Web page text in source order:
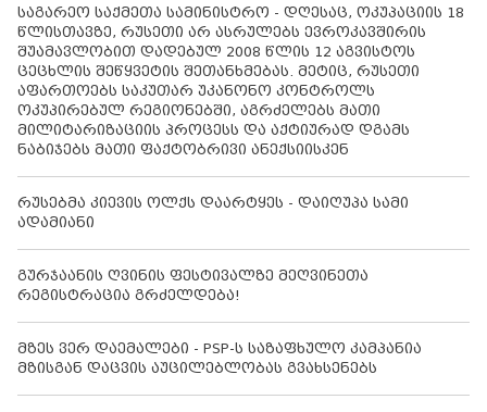
საგარეო საქმეთა სამინისტრო - დღესაც, ოკუპაციის 18
წლისთავზე, რუსეთი არ ასრულებს ევროკავშირის
შუამავლობით დადებულ 2008 წლის 12 აგვისტოს
ცეცხლის შეწყვეტის შეთანხმებას. მეტიც, რუსეთი
აფართოებს საკუთარ უკანონო კონტროლს
ოკუპირებულ რეგიონებში, აგრძელებს მათი
მილიტარიზაციის პროცესს და აქტიურად დგამს
ნაბიჯებს მათი ფაქტობრივი ანექსიისკენ
რუსებმა კიევის ოლქს დაარტყეს - დაიღუპა სამი
ადამიანი
გურჯაანის ღვინის ფესტივალზე მეღვინეთა
რეგისტრაცია გრძელდება!
მზეს ვერ დაემალები - PSP-ს საზაფხულო კამპანია
მზისგან დაცვის აუცილებლობას გვახსენებს